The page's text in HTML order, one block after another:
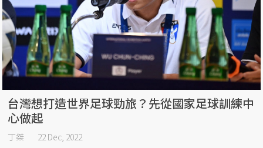
台灣想打造世界足球勁旅？先從國家足球訓練中
心做起
丁桀 22 Dec, 2022